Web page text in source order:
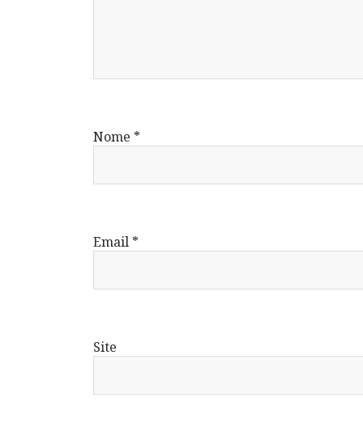
Nome *
Email *
Site